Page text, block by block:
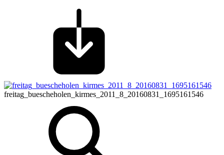
freitag_buescheholen_kirmes_2011_8_20160831_1695161546